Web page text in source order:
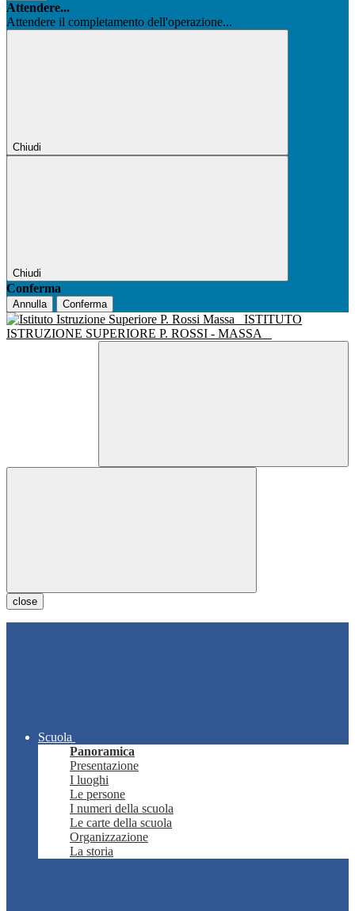
Attendere...
Attendere il completamento dell'operazione...
Chiudi
Chiudi
Conferma
Annulla Conferma
ISTITUTO
ISTRUZIONE SUPERIORE P. ROSSI - MASSA
close
Scuola
Panoramica
Presentazione
I luoghi
Le persone
I numeri della scuola
Le carte della scuola
Organizzazione
La storia